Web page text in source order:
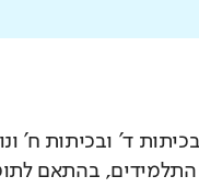
ד' ובכיתות ח'
התלמידים, בהתאם